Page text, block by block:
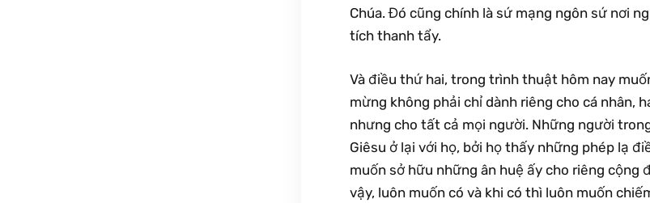
Chúa. Đó cũng chính là sứ mạng ngôn sứ nơi
tích thanh tẩy.
Và điều thứ hai, trong trình thuật hôm nay
mừng không phải chỉ dành riêng cho cá nhân,
nhưng cho tất cả mọi người. Những người
Giêsu ở lại với họ, bởi họ thấy những phép lạ
muốn sở hữu những ân huệ ấy cho riêng cộng
vậy, luôn muốn có và khi có thì luôn muốn